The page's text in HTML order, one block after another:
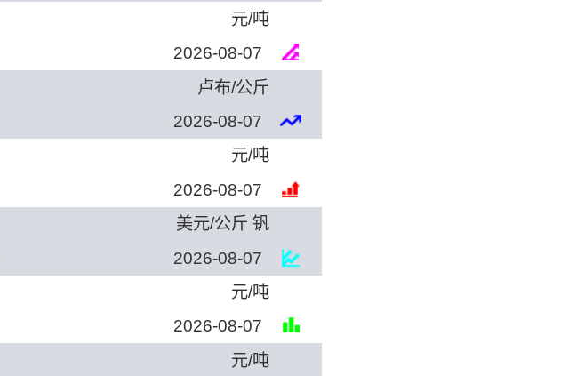
元/吨
2026-08-07
卢布/公斤
2026-08-07
元/吨
2026-08-07
美元/公斤 钒
2026-08-07
元/吨
2026-08-07
元/吨